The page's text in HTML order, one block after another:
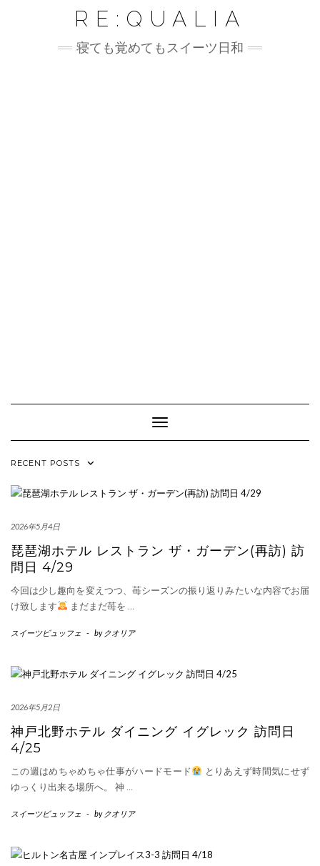
RE:QUALIA
寝ても覚めてもスイーツ日和
Toggle Navigation
RECENT POSTS
2026年5月4日
琵琶湖ホテル レストラン ザ・ガーデン(再訪) 訪
問日 4/29
今回は少し趣向を変えつつ、苺シーズンの振り返りみたいな内容でお届
け致します
まだまだ苺を …
スイーツビュッフェ - by クオリア
2026年5月2日
神戸北野ホテル ダイニング イグレック 訪問日
4/25
この週はめちゃめちゃ仕事がハードモード
とりあえず時間気にせず
ゆっくり出来る場所へ。 神 …
スイーツビュッフェ - by クオリア